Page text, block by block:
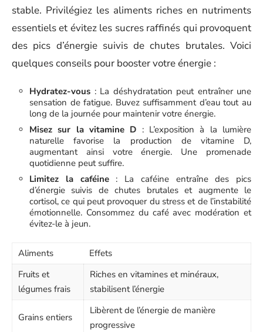
stable. Privilégiez les aliments riches en nutriments
essentiels et évitez les sucres raffinés qui provoquent
des pics d’énergie suivis de chutes brutales. Voici
quelques conseils pour booster votre énergie :
Hydratez-vous : La déshydratation peut entraîner une
sensation de fatigue. Buvez suffisamment d’eau tout au
long de la journée pour maintenir votre énergie.
Misez sur la vitamine D : L’exposition à la lumière
naturelle favorise la production de vitamine D,
augmentant ainsi votre énergie. Une promenade
quotidienne peut suffire.
Limitez la caféine: La caféine entraîne des pics
d’énergie suivis de chutes brutales et augmente le
cortisol, ce qui peut provoquer du stress et de l’instabilité
émotionnelle. Consommez du café avec modération et
évitez-le à jeun.
Aliments
Effets
Fruits et
légumes frais
Riches en vitamines et minéraux,
stabilisent l’énergie
Grains entiers
Libèrent de l’énergie de manière
progressive